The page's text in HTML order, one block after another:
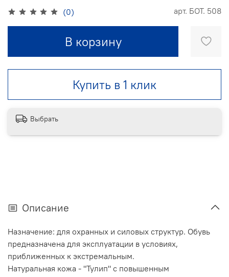
(0) арт. БОТ. 508
В корзину
Купить в 1 клик
Выбрать
Описание
Назначение: для охранных и силовых структур. Обувь
предназначена для эксплуатации в условиях,
приближенных к экстремальным.
Натуральная кожа - "Тулип" с повышенным